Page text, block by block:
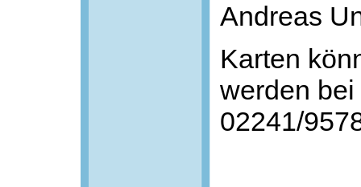
Andreas
Karten
werden
02241/